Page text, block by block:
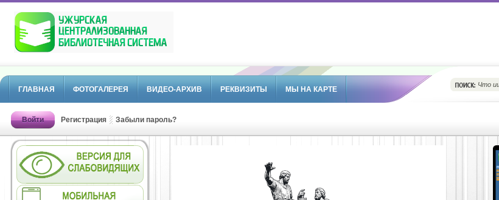
ГЛАВНАЯ ФОТОГАЛЕРЕЯ ВИДЕО-АРХИВ РЕКВИЗИТЫ МЫ НА КАРТЕ
Войти Регистрация Забыли пароль?